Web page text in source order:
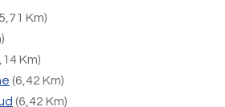
Km)
Km)
(6,42 Km)
(6,42 Km)